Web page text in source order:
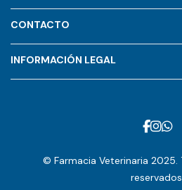
CONTACTO
INFORMACIÓN LEGAL
© Farmacia Veterinaria 2025.